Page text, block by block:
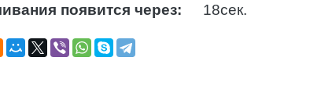
появится через: 17сек.